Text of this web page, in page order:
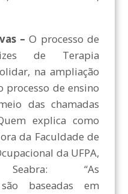
– O processo de
de Terapia
na ampliação
processo de ensino
das chamadas
explica como
da Faculdade de
da UFPA,
Seabra: “As
baseadas em